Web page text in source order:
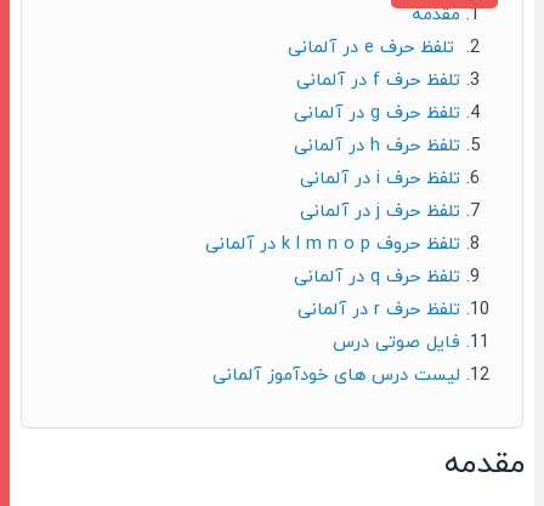
مقدمه
تلفظ حرف e در آلمانی
تلفظ حرف f در آلمانی
تلفظ حرف g در آلمانی
تلفظ حرف h در آلمانی
تلفظ حرف i در آلمانی
تلفظ حرف j در آلمانی
تلفظ حروف k l m n o p در آلمانی
تلفظ حرف q در آلمانی
تلفظ حرف r در آلمانی
فایل صوتی درس
لیست درس های خودآموز آلمانی
مقدمه